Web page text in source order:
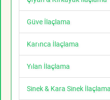
Güve İlaçlama
Karınca İlaçlama
Yılan İlaçlama
Sinek & Kara Sinek İlaçlama